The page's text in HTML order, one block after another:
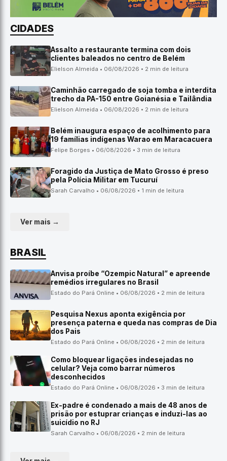
CIDADES
Assalto a restaurante termina com dois
clientes baleados no centro de Belém
Elielson Almeida • 06/08/2026 • 2 min de leitura
Caminhão carregado de soja tomba e interdita
trecho da PA-150 entre Goianésia e Tailândia
Elielson Almeida • 06/08/2026 • 2 min de leitura
Belém inaugura espaço de acolhimento para
19 famílias indígenas Warao em Maracacuera
Felipe Borges • 06/08/2026 • 3 min de leitura
Foragido da Justiça de Mato Grosso é preso
pela Polícia Militar em Tucuruí
Sarah Carvalho • 06/08/2026 • 1 min de leitura
Ver mais →
BRASIL
Anvisa proíbe “Ozempic Natural” e apreende
remédios irregulares no Brasil
Estado do Pará Online • 06/08/2026 • 2 min de leitura
Pesquisa Nexus aponta exigência por
presença paterna e queda nas compras de Dia
dos Pais
Estado do Pará Online • 06/08/2026 • 2 min de leitura
Como bloquear ligações indesejadas no
celular? Veja como barrar números
desconhecidos
Estado do Pará Online • 06/08/2026 • 3 min de leitura
Ex-padre é condenado a mais de 48 anos de
prisão por estuprar crianças e induzi-las ao
suicídio no RJ
Sarah Carvalho • 06/08/2026 • 2 min de leitura